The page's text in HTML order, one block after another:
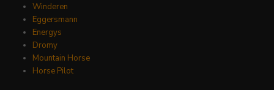
Winderen
Eggersmann
Energys
Dromy
Mountain Horse
Horse Pilot